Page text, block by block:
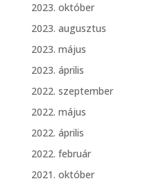
2023. október
2023. augusztus
2023. május
2023. április
2022. szeptember
2022. május
2022. április
2022. február
2021. október